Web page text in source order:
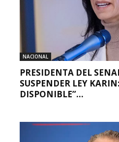
NACIONAL
PRESIDENTA DEL
SUSPENDER LEY
DISPONIBLE”...